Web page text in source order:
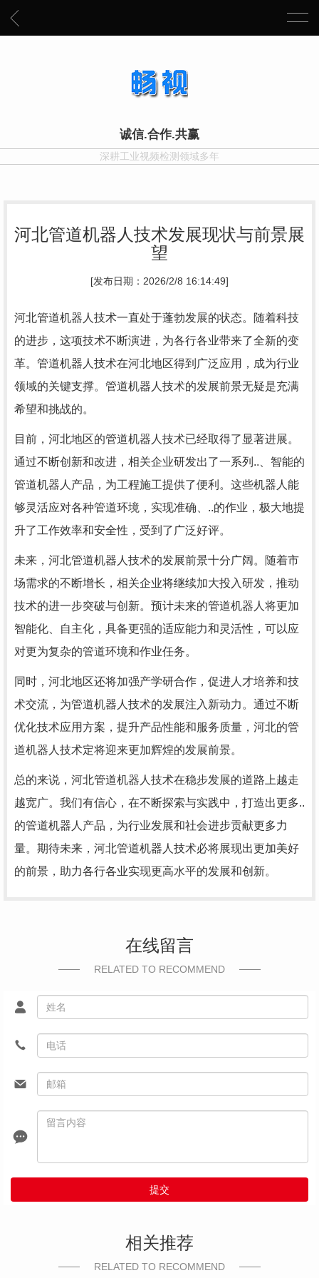
诚信.合作.共赢
深耕工业视频检测领域多年
河北管道机器人技术发展现状与前景展
望
[发布日期：2026/2/8 16:14:49]
河北管道机器人技术一直处于蓬勃发展的状态。随着科技
的进步，这项技术不断演进，为各行各业带来了全新的变
革。管道机器人技术在河北地区得到广泛应用，成为行业
领域的关键支撑。管道机器人技术的发展前景无疑是充满
希望和挑战的。
目前，河北地区的管道机器人技术已经取得了显著进展。
通过不断创新和改进，相关企业研发出了一系列..、智能的
管道机器人产品，为工程施工提供了便利。这些机器人能
够灵活应对各种管道环境，实现准确、..的作业，极大地提
升了工作效率和安全性，受到了广泛好评。
未来，河北管道机器人技术的发展前景十分广阔。随着市
场需求的不断增长，相关企业将继续加大投入研发，推动
技术的进一步突破与创新。预计未来的管道机器人将更加
智能化、自主化，具备更强的适应能力和灵活性，可以应
对更为复杂的管道环境和作业任务。
同时，河北地区还将加强产学研合作，促进人才培养和技
术交流，为管道机器人技术的发展注入新动力。通过不断
优化技术应用方案，提升产品性能和服务质量，河北的管
道机器人技术定将迎来更加辉煌的发展前景。
总的来说，河北管道机器人技术在稳步发展的道路上越走
越宽广。我们有信心，在不断探索与实践中，打造出更多..
的管道机器人产品，为行业发展和社会进步贡献更多力
量。期待未来，河北管道机器人技术必将展现出更加美好
的前景，助力各行各业实现更高水平的发展和创新。
在线留言
RELATED TO RECOMMEND
提交
相关推荐
RELATED TO RECOMMEND